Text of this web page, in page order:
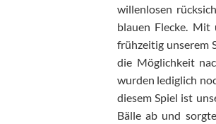
willenlosen
blauen Flecke. Mit
frühzeitig unserem
die Möglichkeit
wurden lediglich
diesem Spiel ist
Bälle ab und